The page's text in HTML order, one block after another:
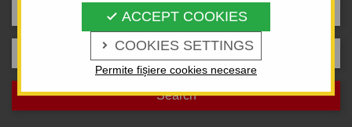
 COOKIES SETTINGS
 ACCEPT COOKIES
Permite fișiere cookies necesare
04.2001 - 03.2008